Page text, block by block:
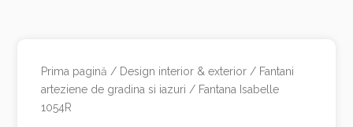
Prima pagină / Design interior & exterior / Fantani
arteziene de gradina si iazuri / Fantana Isabelle
1054R